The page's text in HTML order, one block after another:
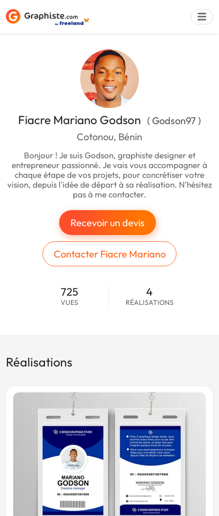
Fiacre Mariano Godson ( Godson97 )
Cotonou, Bénin
Bonjour ! Je suis Godson, graphiste designer et
entrepreneur passionné. Je vais vous accompagner à
chaque étape de vos projets, pour concrétiser votre
vision, depuis l'idée de départ à sa réalisation. N'hésitez
pas à me contacter.
Recevoir un devis
Contacter Fiacre Mariano
725
VUES
4
RÉALISATIONS
Réalisations